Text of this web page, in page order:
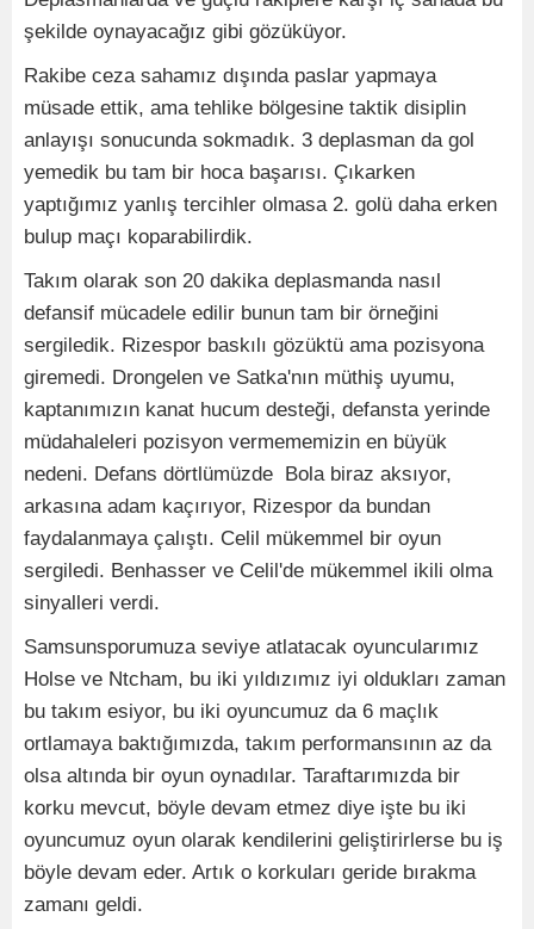
şekilde oynayacağız gibi gözüküyor.
Rakibe ceza sahamız dışında paslar yapmaya
müsade ettik, ama tehlike bölgesine taktik disiplin
anlayışı sonucunda sokmadık. 3 deplasman da gol
yemedik bu tam bir hoca başarısı. Çıkarken
yaptığımız yanlış tercihler olmasa 2. golü daha erken
bulup maçı koparabilirdik.
Takım olarak son 20 dakika deplasmanda nasıl
defansif mücadele edilir bunun tam bir örneğini
sergiledik. Rizespor baskılı gözüktü ama pozisyona
giremedi. Drongelen ve Satka'nın müthiş uyumu,
kaptanımızın kanat hucum desteği, defansta yerinde
müdahaleleri pozisyon vermememizin en büyük
nedeni. Defans dörtlümüzde Bola biraz aksıyor,
arkasına adam kaçırıyor, Rizespor da bundan
faydalanmaya çalıştı. Celil mükemmel bir oyun
sergiledi. Benhasser ve Celil'de mükemmel ikili olma
sinyalleri verdi.
Samsunsporumuza seviye atlatacak oyuncularımız
Holse ve Ntcham, bu iki yıldızımız iyi oldukları zaman
bu takım esiyor, bu iki oyuncumuz da 6 maçlık
ortlamaya baktığımızda, takım performansının az da
olsa altında bir oyun oynadılar. Taraftarımızda bir
korku mevcut, böyle devam etmez diye işte bu iki
oyuncumuz oyun olarak kendilerini geliştirirlerse bu iş
böyle devam eder. Artık o korkuları geride bırakma
zamanı geldi.